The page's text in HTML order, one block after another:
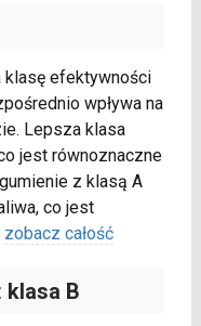
klasę efektywności
wpływa na
Lepsza klasa
jest równoznaczne
z klasą A
co jest
zobacz całość
klasa B